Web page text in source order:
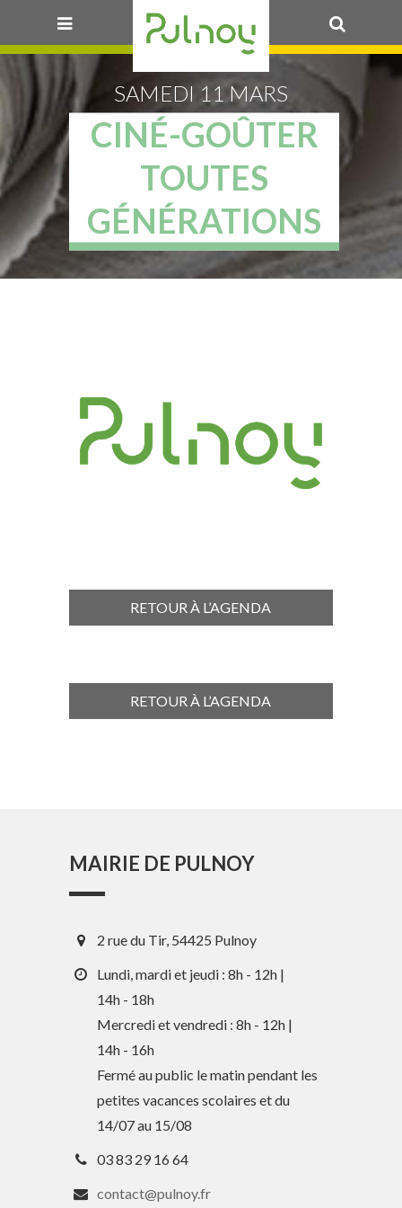
SAMEDI 11 MARS
CINÉ-GOÛTER
TOUTES
GÉNÉRATIONS
RETOUR À L’AGENDA
RETOUR À L’AGENDA
Guide des activités et services
MAIRIE DE PULNOY
2 rue du Tir, 54425 Pulnoy
Lundi, mardi et jeudi : 8h - 12h |
14h - 18h
Mercredi et vendredi : 8h - 12h |
14h - 16h
Fermé au public le matin pendant les
petites vacances scolaires et du
14/07 au 15/08
03 83 29 16 64
contact@pulnoy.fr